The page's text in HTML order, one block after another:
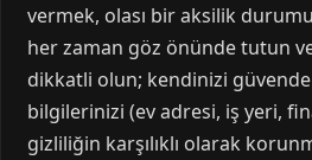
vermek, olası bir aksilik
her zaman göz önünde tutun
dikkatli olun; kendinizi
bilgilerinizi (ev adresi, iş yeri,
gizliliğin karşılıklı olarak